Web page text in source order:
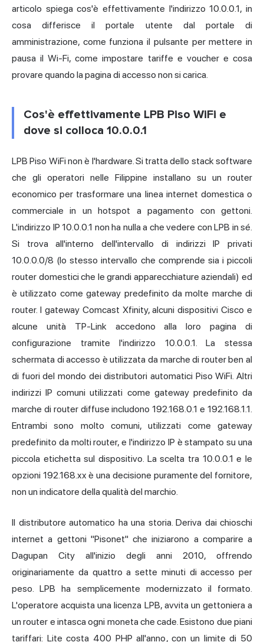
articolo spiega cos'è effettivamente l'indirizzo 10.0.0.1, in
cosa differisce il portale utente dal portale di
amministrazione, come funziona il pulsante per mettere in
pausa il Wi-Fi, come impostare tariffe e voucher e cosa
provare quando la pagina di accesso non si carica.
Cos'è effettivamente LPB Piso WiFi e
dove si colloca 10.0.0.1
LPB Piso WiFi non è l'hardware. Si tratta dello stack software
che gli operatori nelle Filippine installano su un router
economico per trasformare una linea internet domestica o
commerciale in un hotspot a pagamento con gettoni.
L'indirizzo IP 10.0.0.1 non ha nulla a che vedere con LPB in sé.
Si trova all'interno dell'intervallo di indirizzi IP privati
10.0.0.0/8 (lo stesso intervallo che comprende sia i piccoli
router domestici che le grandi apparecchiature aziendali) ed
è utilizzato come gateway predefinito da molte marche di
router. I gateway Comcast Xfinity, alcuni dispositivi Cisco e
alcune unità TP-Link accedono alla loro pagina di
configurazione tramite l'indirizzo 10.0.0.1. La stessa
schermata di accesso è utilizzata da marche di router ben al
di fuori del mondo dei distributori automatici Piso WiFi. Altri
indirizzi IP comuni utilizzati come gateway predefinito da
marche di router diffuse includono 192.168.0.1 e 192.168.1.1.
Entrambi sono molto comuni, utilizzati come gateway
predefinito da molti router, e l'indirizzo IP è stampato su una
piccola etichetta sul dispositivo. La scelta tra 10.0.0.1 e le
opzioni 192.168.xx è una decisione puramente del fornitore,
non un indicatore della qualità del marchio.
Il distributore automatico ha una storia. Deriva dai chioschi
internet a gettoni "Pisonet" che iniziarono a comparire a
Dagupan City all'inizio degli anni 2010, offrendo
originariamente da quattro a sette minuti di accesso per
peso. LPB ha semplicemente modernizzato il formato.
L'operatore acquista una licenza LPB, avvita un gettoniera a
un router e intasca ogni moneta che cade. Esistono due piani
tariffari: Lite costa 400 PHP all'anno, con un limite di 50